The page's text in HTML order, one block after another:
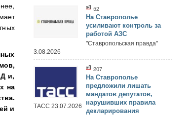
и,
на
и
52
На Ставрополье
усиливают контроль за
работой АЗС
"Ставропольская правда"
3.08.2026
207
На Ставрополье
предложили лишать
мандатов депутатов,
нарушивших правила
декларирования
ТАСС 23.07.2026